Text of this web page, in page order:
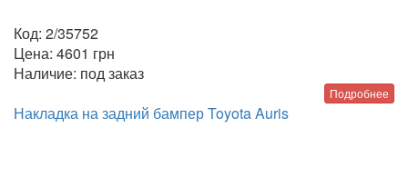
Код: 2/35752
Цена: 4601 грн
Наличие: под заказ
Подробнее
Накладка на задний бампер Toyota Auris